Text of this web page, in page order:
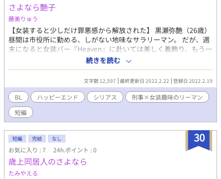
さよなら艶子
藤美りゅう
【女装すると少しだけ罪悪感から解放された】 黒瀬弥艶（26歳）
昼間は市役所に勤める、しがない地味なサラリーマン。 だが、週
末になると女装バー『Heaven』に赴いては美しく着飾り、もう一
人の自分である艶子を演じる。艶子になる時だけ、ゲイである罪
悪感から自分を解放してくれた。 そんな時、女装した男を狙った
連続殺人が発生する。その聞き込みで店に刑事の大友勇心（32
歳）が訪れた。そして偶然にも、店の外で大友と再会してしま
う。女装していない自分が艶子だと気付かれてしまい、『女装し
ている事をバラされたくなければ捜査に協力しろ』と脅されてし
まう。 弥艶は仕方なく、囮り捜査に協力するはめになり……。 他
サイトでコンテスト用に執筆した物です。
続きを読む
文字数 12,597 最終更新日 2022.2.22 登録日 2022.2.19
BL ハッピーエンド シリアス
刑事×女装趣味のリーマン
短編
30
短編 完結 なし
お気に入り : 7 24h.ポイント : 0
歳上同居人のさよなら
たみやえる